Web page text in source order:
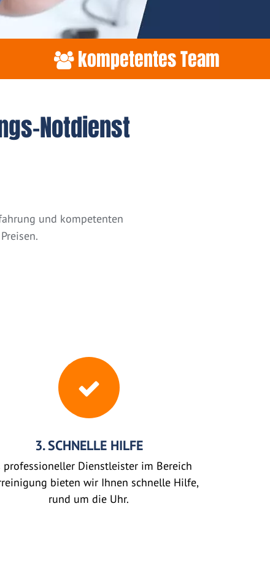
kompetentes Team
Notdienst
und kompetenten
3. SCHNELLE HILFE
professioneller Dienstleister im Bereich
bieten wir Ihnen schnelle Hilfe,
rund um die Uhr.